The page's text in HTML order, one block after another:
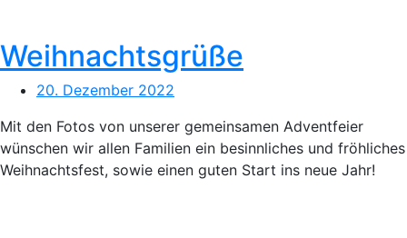
Weihnachtsgrüße
20. Dezember 2022
Mit den Fotos von unserer gemeinsamen Adventfeier
wünschen wir allen Familien ein besinnliches und fröhliches
Weihnachtsfest, sowie einen guten Start ins neue Jahr!